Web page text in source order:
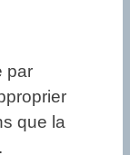
par
que la